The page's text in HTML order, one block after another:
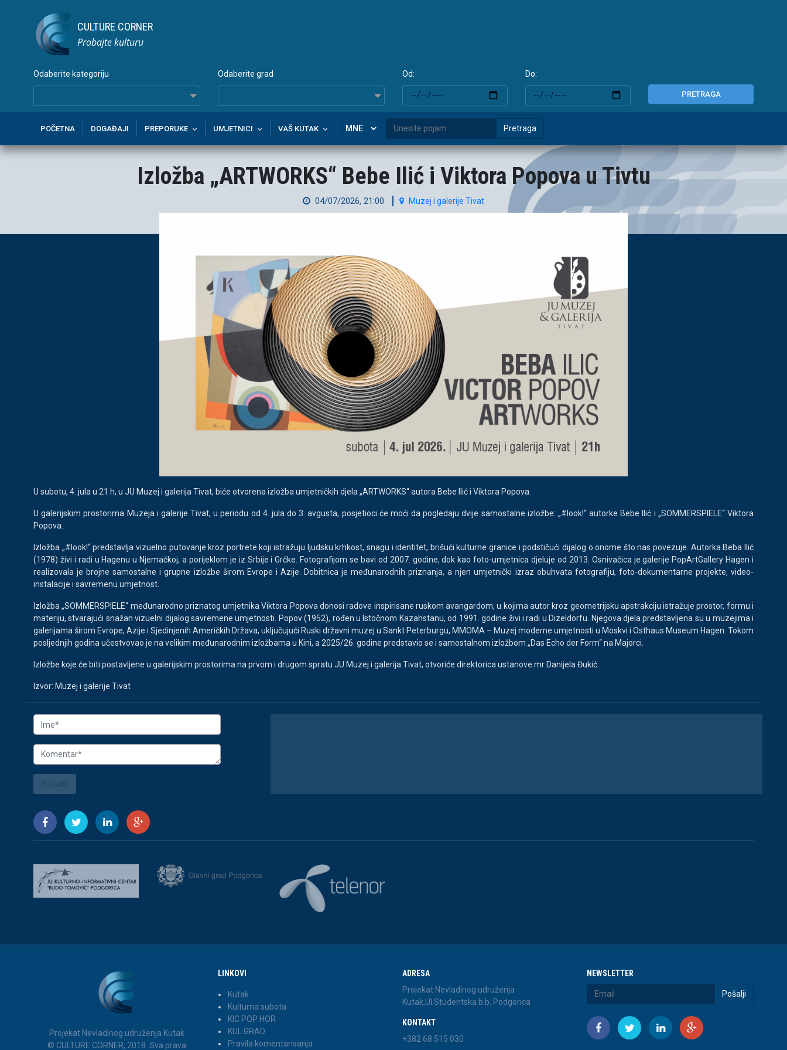
CULTURE CORNER
Probajte kulturu
Odaberite kategoriju Odaberite grad Od: Do:
PRETRAGA
POČETNA DOGAĐAJI PREPORUKE UMJETNICI VAŠ KUTAK Pretraga
Izložba „ARTWORKS“ Bebe Ilić i Viktora Popova u Tivtu
04/07/2026, 21:00 Muzej i galerije Tivat
U subotu, 4. jula u 21 h, u JU Muzej i galerija Tivat, biće otvorena izložba umjetničkih djela „ARTWORKS“ autora Bebe Ilić i Viktora Popova.
U galerijskim prostorima Muzeja i galerije Tivat, u periodu od 4. jula do 3. avgusta, posjetioci će moći da pogledaju dvije samostalne izložbe: „#look!“ autorke Bebe Ilić i „SOMMERSPIELE“ Viktora
Popova.
Izložba „#look!“ predstavlja vizuelno putovanje kroz portrete koji istražuju ljudsku krhkost, snagu i identitet, brišući kulturne granice i podstičući dijalog o onome što nas povezuje. Autorka Beba Ilić
(1978) živi i radi u Hagenu u Njemačkoj, a porijeklom je iz Srbije i Grčke. Fotografijom se bavi od 2007. godine, dok kao foto-umjetnica djeluje od 2013. Osnivačica je galerije PopArtGallery Hagen i
realizovala je brojne samostalne i grupne izložbe širom Evrope i Azije. Dobitnica je međunarodnih priznanja, a njen umjetnički izraz obuhvata fotografiju, foto-dokumentarne projekte, video-
instalacije i savremenu umjetnost.
Izložba „SOMMERSPIELE“ međunarodno priznatog umjetnika Viktora Popova donosi radove inspirisane ruskom avangardom, u kojima autor kroz geometrijsku apstrakciju istražuje prostor, formu i
materiju, stvarajući snažan vizuelni dijalog savremene umjetnosti. Popov (1952), rođen u Istočnom Kazahstanu, od 1991. godine živi i radi u Dizeldorfu. Njegova djela predstavljena su u muzejima i
galerijama širom Evrope, Azije i Sjedinjenih Američkih Država, uključujući Ruski državni muzej u Sankt Peterburgu, MMOMA – Muzej moderne umjetnosti u Moskvi i Osthaus Museum Hagen. Tokom
posljednjih godina učestvovao je na velikim međunarodnim izložbama u Kini, a 2025/26. godine predstavio se i samostalnom izložbom „Das Echo der Form“ na Majorci.
Izložbe koje će biti postavljene u galerijskim prostorima na prvom i drugom spratu JU Muzej i galerija Tivat, otvoriće direktorica ustanove mr Danijela Đukić.
Izvor: Muzej i galerije Tivat
Projekat Nevladinog udruženja Kutak
© CULTURE CORNER, 2018. Sva prava
LINKOVI
Kutak
Kulturna subota
KIC POP HOR
KUL GRAD
Pravila komentarisanja
ADRESA
Projekat Nevladinog udruženja
Kutak,Ul.Studentska b.b. Podgorica
KONTAKT
+382 68 515 030
NEWSLETTER
Pošalji